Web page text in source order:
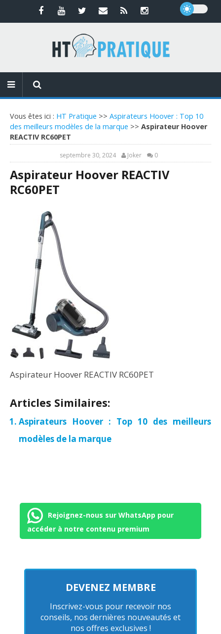
Vous êtes ici : HT Pratique >> Aspirateurs Hoover : Top 10
des meilleurs modèles de la marque >> Aspirateur Hoover
REACTIV RC60PET
septembre 30, 2024 Joker 0
Aspirateur Hoover REACTIV
RC60PET
Aspirateur Hoover REACTIV RC60PET
Articles Similaires:
Aspirateurs Hoover : Top 10 des meilleurs
modèles de la marque
Rejoignez-nous sur WhatsApp pour
accéder à notre contenu premium
DEVENEZ MEMBRE
Inscrivez-vous pour recevoir nos
conseils, nos dernières nouveautés et
nos offres exclusives !